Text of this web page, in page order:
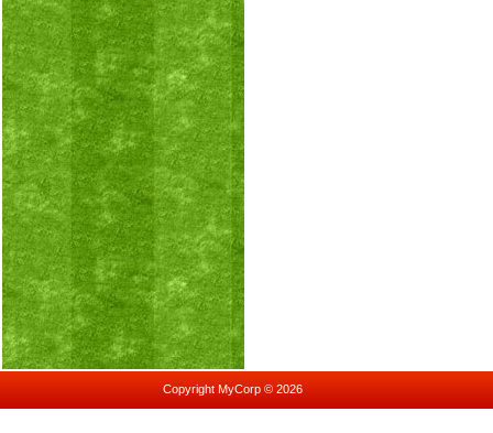
Copyright MyCorp © 2026